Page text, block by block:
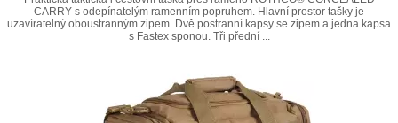
CARRY s odepínatelým ramenním popruhem. Hlavní prostor tašky je
uzavíratelný oboustranným zipem. Dvě postranní kapsy se zipem a jedna kapsa
s Fastex sponou. Tři přední ...